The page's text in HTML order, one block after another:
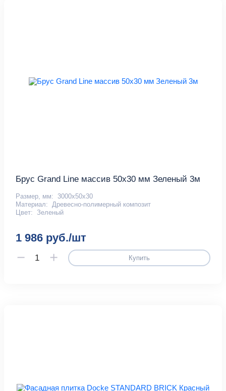
Брус Grand Line массив 50х30 мм Зеленый 3м
Размер, мм:
3000х50х30
Материал:
Древесно-полимерный композит
Цвет: Зеленый
1 986 руб./шт
Купить